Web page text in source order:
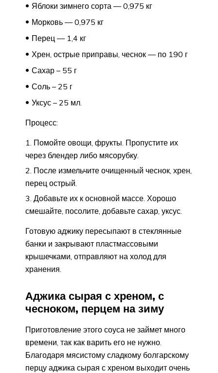
Яблоки зимнего сорта — 0,975 кг
Морковь — 0,975 кг
Перец — 1,4 кг
Хрен, острые приправы, чеснок — по 190 г
Сахар – 55 г
Соль – 25 г
Уксус – 25 мл.
Процесс:
Помойте овощи, фрукты. Пропустите их
через блендер либо мясорубку.
После измельчите очищенный чеснок, хрен,
перец острый.
Добавьте их к основной массе. Хорошо
смешайте, посолите, добавьте сахар, уксус.
Готовую аджику пересыпают в стеклянные
банки и закрывают пластмассовыми
крышечками, отправляют на холод для
хранения.
Аджика сырая с хреном, с
чесноком, перцем на зиму
Приготовление этого соуса не займет много
времени, так как варить его не нужно.
Благодаря мясистому сладкому болгарскому
перцу аджика сырая с хреном выходит очень